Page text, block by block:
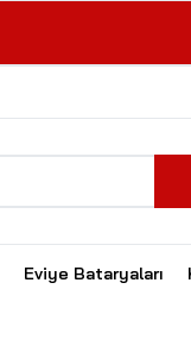
Eviye Bataryaları